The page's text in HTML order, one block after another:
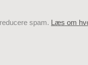
spam. Læs om